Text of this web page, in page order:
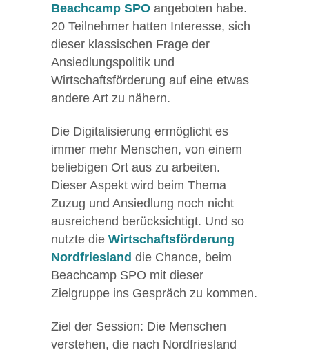
Beachcamp SPO angeboten habe.
20 Teilnehmer hatten Interesse, sich
dieser klassischen Frage der
Ansiedlungspolitik und
Wirtschaftsförderung auf eine etwas
andere Art zu nähern.
Die Digitalisierung ermöglicht es
immer mehr Menschen, von einem
beliebigen Ort aus zu arbeiten.
Dieser Aspekt wird beim Thema
Zuzug und Ansiedlung noch nicht
ausreichend berücksichtigt. Und so
nutzte die Wirtschaftsförderung
Nordfriesland die Chance, beim
Beachcamp SPO mit dieser
Zielgruppe ins Gespräch zu kommen.
Ziel der Session: Die Menschen
verstehen, die nach Nordfriesland